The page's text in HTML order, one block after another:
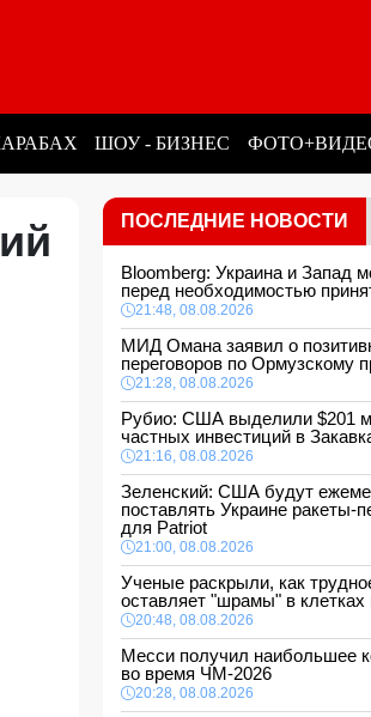
ШОУ - БИЗНЕС
ПОСЛЕДНИЕ НОВОСТИ
Bloomberg: Украина и Запад
перед необходимостью
21:48, 08.08.2026
МИД Омана заявил о
переговоров по Ормузскому
21:28, 08.08.2026
Рубио: США выделили $201
частных инвестиций в
21:16, 08.08.2026
Зеленский: США будут
поставлять Украине ракеты-
для Patriot
21:00, 08.08.2026
Ученые раскрыли, как
оставляет "шрамы" в клетках
20:48, 08.08.2026
Месси получил наибольшее
во время ЧМ-2026
20:28, 08.08.2026